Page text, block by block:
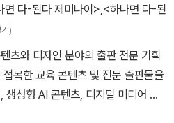
면 다-된다 제미나이>,<하나면 다-된
)
츠와 디자인 분야의 출판 전문 기획
목한 교육 콘텐츠 및 전문 출판물을
생성형 AI 콘텐츠, 디지털 미디어 분